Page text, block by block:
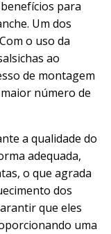
para
Um dos
o uso da
ao
de montagem
número de
a qualidade do
adequada,
o que agrada
dos
que eles
uma